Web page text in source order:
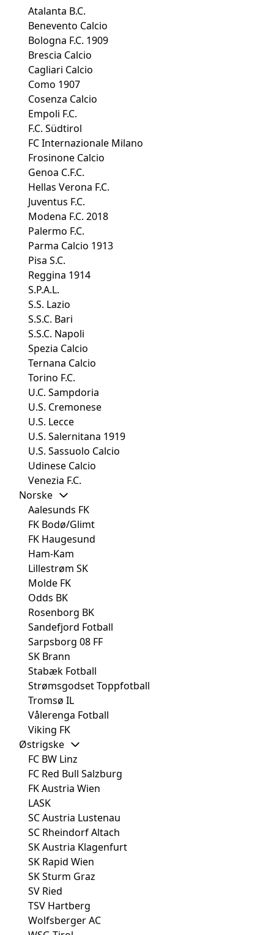
Atalanta B.C.
Benevento Calcio
Bologna F.C. 1909
Brescia Calcio
Cagliari Calcio
Como 1907
Cosenza Calcio
Empoli F.C.
F.C. Südtirol
FC Internazionale Milano
Frosinone Calcio
Genoa C.F.C.
Hellas Verona F.C.
Juventus F.C.
Modena F.C. 2018
Palermo F.C.
Parma Calcio 1913
Pisa S.C.
Reggina 1914
S.P.A.L.
S.S. Lazio
S.S.C. Bari
S.S.C. Napoli
Spezia Calcio
Ternana Calcio
Torino F.C.
U.C. Sampdoria
U.S. Cremonese
U.S. Lecce
U.S. Salernitana 1919
U.S. Sassuolo Calcio
Udinese Calcio
Venezia F.C.
Norske
Aalesunds FK
FK Bodø/Glimt
FK Haugesund
Ham-Kam
Lillestrøm SK
Molde FK
Odds BK
Rosenborg BK
Sandefjord Fotball
Sarpsborg 08 FF
SK Brann
Stabæk Fotball
Strømsgodset Toppfotball
Tromsø IL
Vålerenga Fotball
Viking FK
Østrigske
FC BW Linz
FC Red Bull Salzburg
FK Austria Wien
LASK
SC Austria Lustenau
SC Rheindorf Altach
SK Austria Klagenfurt
SK Rapid Wien
SK Sturm Graz
SV Ried
TSV Hartberg
Wolfsberger AC